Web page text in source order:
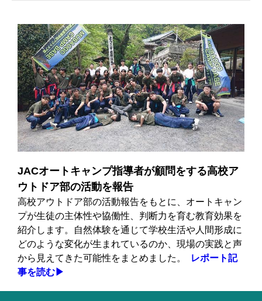
JACオートキャンプ指導者が顧問をする高校ア
ウトドア部の活動を報告
高校アウトドア部の活動報告をもとに、オートキャン
プが生徒の主体性や協働性、判断力を育む教育効果を
紹介します。自然体験を通じて学校生活や人間形成に
どのような変化が生まれているのか、現場の実践と声
から見えてきた可能性をまとめました。
レポート記
事を読む▶